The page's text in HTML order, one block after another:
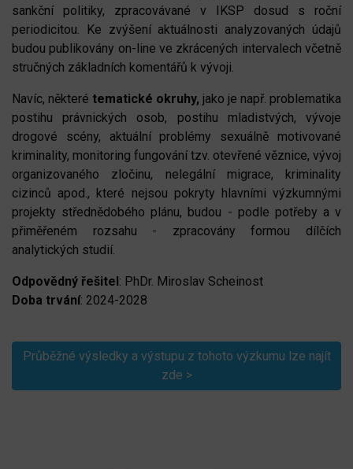
sankční politiky, zpracovávané v IKSP dosud s roční
periodicitou. Ke zvýšení aktuálnosti analyzovaných údajů
budou publikovány on-line ve zkrácených intervalech včetně
stručných základních komentářů k vývoji.
Navíc, některé tematické okruhy, jako je např. problematika
postihu právnických osob, postihu mladistvých, vývoje
drogové scény, aktuální problémy sexuálně motivované
kriminality, monitoring fungování tzv. otevřené věznice, vývoj
organizovaného zločinu, nelegální migrace, kriminality
cizinců apod., které nejsou pokryty hlavními výzkumnými
projekty střednědobého plánu, budou - podle potřeby a v
přiměřeném rozsahu - zpracovány formou dílčích
analytických studií.
Odpovědný řešitel: PhDr. Miroslav Scheinost
Doba trvání: 2024-2028
Průběžné výsledky a výstupu z tohoto výzkumu lze najít
zde >